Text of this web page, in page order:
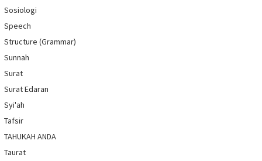
Sosiologi
Speech
Structure (Grammar)
Sunnah
Surat
Surat Edaran
Syi'ah
Tafsir
TAHUKAH ANDA
Taurat